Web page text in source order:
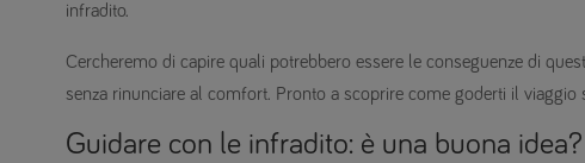
infradito.
Cercheremo di capire quali potrebbero essere le conseguenze di
senza rinunciare al comfort. Pronto a scoprire come goderti il
Guidare con le infradito: è una buona idea?